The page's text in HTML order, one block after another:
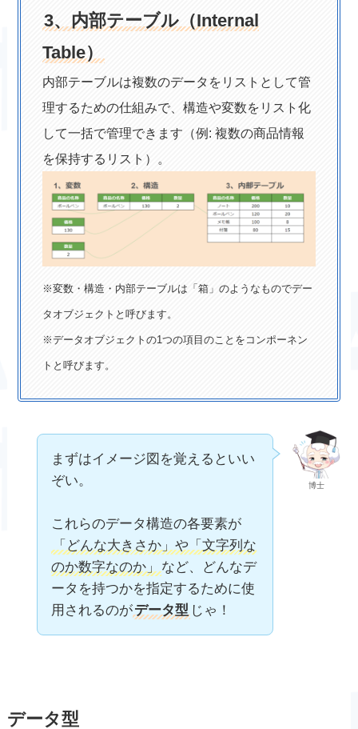
3、内部テーブル（Internal
Table）
内部テーブルは複数のデータをリストとして管
理するための仕組みで、構造や変数をリスト化
して一括で管理できます（例: 複数の商品情報
を保持するリスト）。
※変数・構造・内部テーブルは「箱」のようなものでデー
タオブジェクトと呼びます。
※データオブジェクトの1つの項目のことをコンポーネン
トと呼びます。
博士
まずはイメージ図を覚えるといい
ぞい。
これらのデータ構造の各要素が
「どんな大きさか」や「文字列な
のか数字なのか」
など、どんなデ
ータを持つかを指定するために使
用されるのがデータ型 じゃ！
データ型